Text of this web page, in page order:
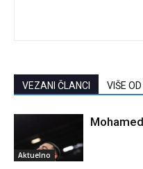
VEZANI ČLANCI VIŠE
Aktuelno